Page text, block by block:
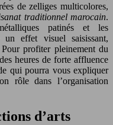
de zelliges multicolores,
traditionnel marocain.
patinés et les
un effet visuel saisissant,
profiter pleinement du
heures de forte affluence
qui pourra vous expliquer
rôle dans l’organisation
d’arts